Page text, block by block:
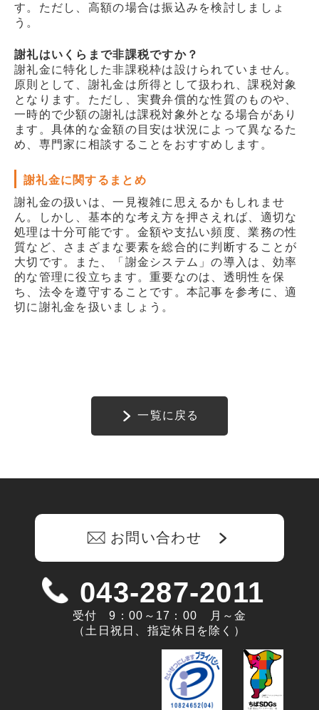
す。ただし、高額の場合は振込みを検討しましょ
う。
謝礼はいくらまで非課税ですか？
謝礼金に特化した非課税枠は設けられていません。
原則として、謝礼金は所得として扱われ、課税対象
となります。ただし、実費弁償的な性質のものや、
一時的で少額の謝礼は課税対象外となる場合があり
ます。具体的な金額の目安は状況によって異なるた
め、専門家に相談することをおすすめします。
謝礼金に関するまとめ
謝礼金の扱いは、一見複雑に思えるかもしれませ
ん。しかし、基本的な考え方を押さえれば、適切な
処理は十分可能です。金額や支払い頻度、業務の性
質など、さまざまな要素を総合的に判断することが
大切です。また、「謝金システム」の導入は、効率
的な管理に役立ちます。重要なのは、透明性を保
ち、法令を遵守することです。本記事を参考に、適
切に謝礼金を扱いましょう。
一覧に戻る
お問い合わせ
043-287-2011
受付 9：00～17：00 月～金
（土日祝日、指定休日を除く）